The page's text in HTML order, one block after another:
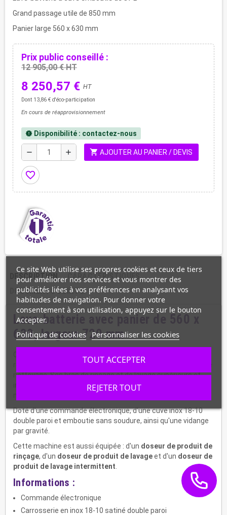
Grand passage utile de 850 mm
Panier large 560 x 630 mm
Prix public conseillé :
12 905,00 € HT
8 250,57 € HT
Dont 13,86 € d'éco-participation
En cours de réapprovisionnement
new_releases Disponibilité : contactez-nous
remove add shopping_cart AJOUTER AU PANIER / DEVIS
favorite_border
DESCRIPTION
CARACTÉRISTIQUES
DOCUMENTS JOINTS
Lave-batterie avec panier de 560 x
630, largeur 720 mm
récipients facilement avec sa grande hauteur de chambre de
nettoyage. Ses bras de rinçage et de lavage supérieurs et
inférieurs rotatifs en inox sont extractibles pour un
Doté d'une commande électronique, d'une cuve inox 18-10
double paroi et emboutie sans soudure, ainsi qu'une vidange
par gravité.
Cette machine est aussi équipée : d'un doseur de produit de
rinçage, d'un doseur de produit de lavageet d'un doseur de
produit de lavage intermittent
Informations :
Commande électronique
Carrosserie en inox 18-10 satiné double paroi
Ce site Web utilise ses propres cookies et ceux de tiers
pour améliorer nos services et vous montrer des
publicités liées à vos préférences en analysant vos
habitudes de navigation. Pour donner votre
consentement à son utilisation, appuyez sur le bouton
Accepter.
Politique de cookies Personnaliser les cookies
REJETER TOUT
TOUT ACCEPTER